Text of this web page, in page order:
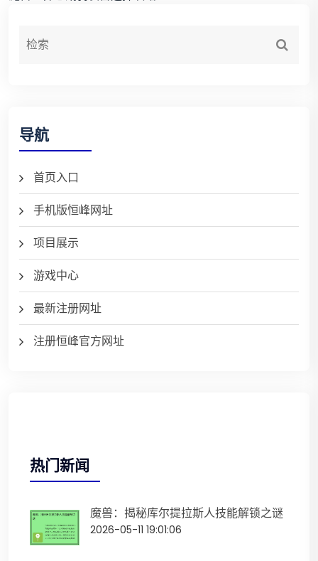
导航
首页入口
手机版恒峰网址
项目展示
游戏中心
最新注册网址
注册恒峰官方网址
热门新闻
魔兽：揭秘库尔提拉斯人技能解锁之谜
2026-05-11 19:01:06